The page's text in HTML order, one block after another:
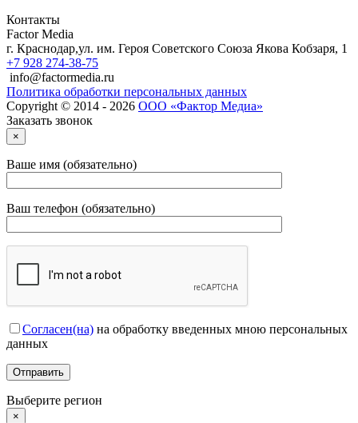
Контакты
Factor Media
г. Краснодар,ул. им. Героя Советского Союза Якова Кобзаря, 1
+7 928 274-38-75
info@factormedia.ru
Политика обработки персональных данных
Copyright © 2014 - 2026 ООО «Фактор Медиа»
Заказать звонок
×
Ваше имя (обязательно)
Ваш телефон (обязательно)
Согласен(на) на обработку введенных мною персональных
данных
Выберите регион
×